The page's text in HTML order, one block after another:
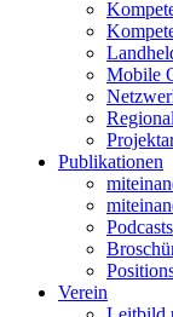
Mobile
Publikationen
Podcasts
Verein